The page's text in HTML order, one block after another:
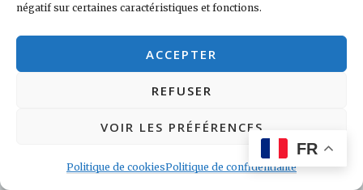
négatif sur certaines caractéristiques et fonctions.
ACCEPTER
REFUSER
VOIR LES PRÉFÉRENCES
Politique de cookiesPolitique de confidentialité
FR